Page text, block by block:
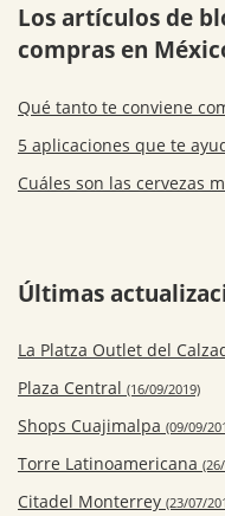
Los artículos de
compras en
Qué tanto te conviene
5 aplicaciones que te
Cuáles son las cervezas
Últimas
La Platza Outlet del
Plaza Central (16/09/2019)
Shops Cuajimalpa (09/09/
Torre Latinoamericana
Citadel Monterrey (23/07/